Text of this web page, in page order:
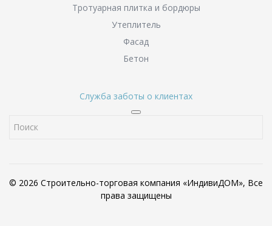
Тротуарная плитка и бордюры
Утеплитель
Фасад
Бетон
Служба заботы о клиентах
© 2026 Строительно-торговая компания «ИндивиДОМ», Все
права защищены